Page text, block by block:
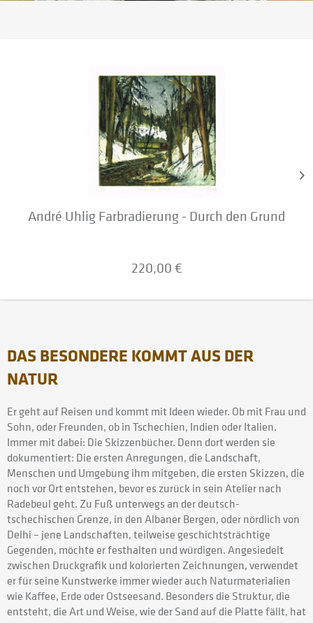
André Uhlig Farbradierung - Durch den Grund
220,00 €
DAS BESONDERE KOMMT AUS DER
NATUR
Er geht auf Reisen und kommt mit Ideen wieder. Ob mit Frau und
Sohn, oder Freunden, ob in Tschechien, Indien oder Italien.
Immer mit dabei: Die Skizzenbücher. Denn dort werden sie
dokumentiert: Die ersten Anregungen, die Landschaft,
Menschen und Umgebung ihm mitgeben, die ersten Skizzen, die
noch vor Ort entstehen, bevor es zurück in sein Atelier nach
Radebeul geht. Zu Fuß unterwegs an der deutsch-
tschechischen Grenze, in den Albaner Bergen, oder nördlich von
Delhi – jene Landschaften, teilweise geschichtsträchtige
Gegenden, möchte er festhalten und würdigen. Angesiedelt
zwischen Druckgrafik und kolorierten Zeichnungen, verwendet
er für seine Kunstwerke immer wieder auch Naturmaterialien
wie Kaffee, Erde oder Ostseesand. Besonders die Struktur, die
entsteht, die Art und Weise, wie der Sand auf die Platte fällt, hat